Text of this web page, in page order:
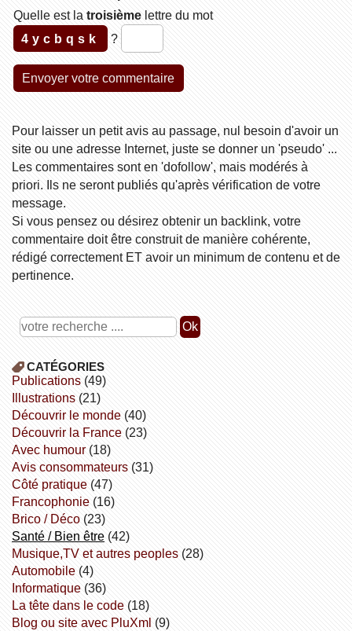
Quelle est la troisièmelettre du mot
4ycbqsk
?
Pour laisser un petit avis au passage, nul besoin d'avoir un
site ou une adresse Internet, juste se donner un 'pseudo' ...
Les commentaires sont en 'dofollow', mais modérés à
priori. Ils ne seront publiés qu'après vérification de votre
message.
Si vous pensez ou désirez obtenir un backlink, votre
commentaire doit être construit de manière cohérente,
rédigé correctement ET avoir un minimum de contenu et de
pertinence.
CATÉGORIES
publications(49)
illustrations(21)
découvrir le monde(40)
découvrir la France(23)
avec humour(18)
avis consommateurs(31)
côté pratique(47)
Francophonie(16)
Brico / Déco(23)
Santé / Bien être(42)
Musique,TV et autres peoples(28)
Automobile(4)
informatique(36)
la tête dans le code(18)
Blog ou site avec PluXml (9)